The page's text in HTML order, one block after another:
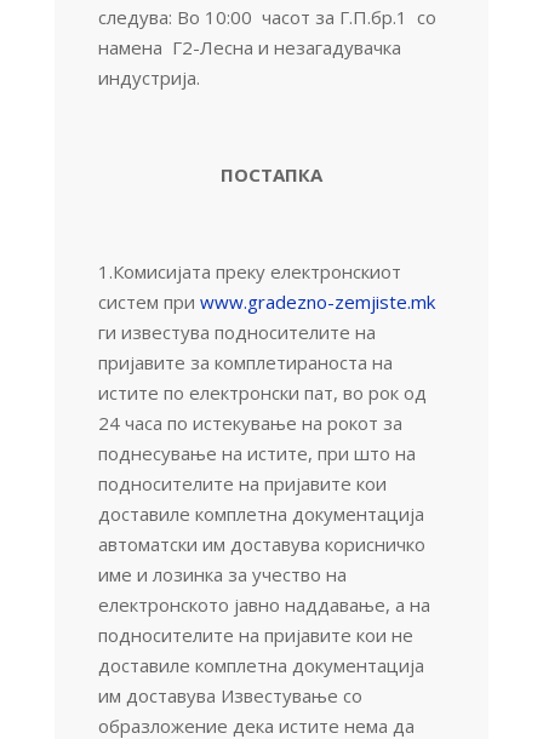
следува: Во 10:00 часот за Г.П.бр.1 со
намена Г2-Лесна и незагадувачка
индустрија.
ПОСТАПКА
1.Комисијата преку електронскиот
систем при www.gradezno-zemjiste.mk
ги известува подносителите на
пријавите за комплетираноста на
истите по електронски пат, во рок од
24 часа по истекување на рокот за
поднесување на истите, при што на
подносителите на пријавите кои
доставиле комплетна документација
автоматски им доставува корисничко
име и лозинка за учество на
електронското јавно наддавање, а на
подносителите на пријавите кои не
доставиле комплетна документација
им доставува Известување со
образложение дека истите нема да